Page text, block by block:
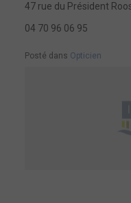
47 rue du Président
04 70 96 06 95
Posté dans Opticien